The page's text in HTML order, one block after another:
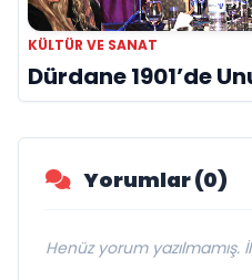
KÜLTÜR VE SANAT
Dürdane 1901’de
Yorumlar (0)
Henüz yorum yazılmamış.